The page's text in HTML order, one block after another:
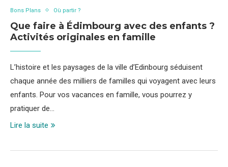
Bons Plans Où partir ?
Que faire à Édimbourg avec des enfants ?
Activités originales en famille
L’histoire et les paysages de la ville d’Edinbourg séduisent
chaque année des milliers de familles qui voyagent avec leurs
enfants. Pour vos vacances en famille, vous pourrez y
pratiquer de…
Lire la suite